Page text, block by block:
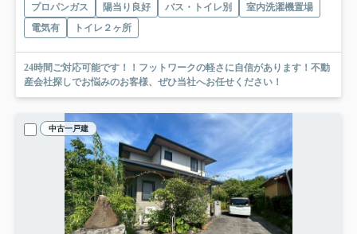
プロパンガス 陽当り良好 バス・トイレ別
室内洗濯機置場
電気有
トイレ２ヶ所
24時間ご対応可能です！！フットワークの軽さに自信があります！不動
産会社探しでお悩みのお客様、ぜひ当社へお任せください！
中古一戸建